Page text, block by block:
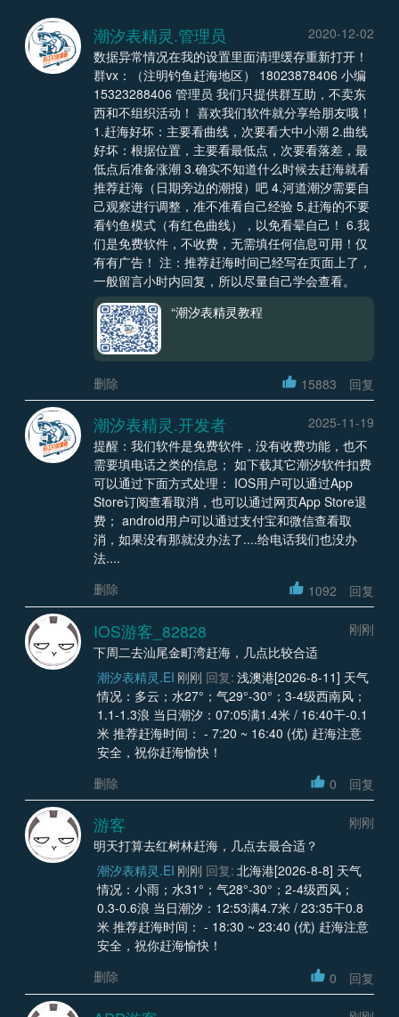
潮汐表精灵.管理员
2020-12-02
数据异常情况在我的设置里面清理缓存重新打开！
群vx：（注明钓鱼赶海地区） 18023878406 小编
15323288406 管理员 我们只提供群互助，不卖东
西和不组织活动！ 喜欢我们软件就分享给朋友哦！
1.赶海好坏：主要看曲线，次要看大中小潮 2.曲线
好坏：根据位置，主要看最低点，次要看落差，最
低点后准备涨潮 3.确实不知道什么时候去赶海就看
推荐赶海（日期旁边的潮报）吧 4.河道潮汐需要自
己观察进行调整，准不准看自己经验 5.赶海的不要
看钓鱼模式（有红色曲线），以免看晕自己！ 6.我
们是免费软件，不收费，无需填任何信息可用！仅
有有广告！ 注：推荐赶海时间已经写在页面上了，
一般留言小时内回复，所以尽量自己学会查看。
“潮汐表精灵教程
删除 15883 回复
潮汐表精灵.开发者
2025-11-19
提醒：我们软件是免费软件，没有收费功能，也不
需要填电话之类的信息； 如下载其它潮汐软件扣费
可以通过下面方式处理： IOS用户可以通过App
Store订阅查看取消，也可以通过网页App Store退
费； android用户可以通过支付宝和微信查看取
消，如果没有那就没办法了....给电话我们也没办
法....
删除
1092 回复
IOS游客_82828
刚刚
下周二去汕尾金町湾赶海，几点比较合适
潮汐表精灵.EI 刚刚 回复: 浅澳港[2026-8-11] 天气
情况：多云；水27°；气29°-30°；3-4级西南风；
1.1-1.3浪 当日潮汐：07:05满1.4米 / 16:40干-0.1
米 推荐赶海时间： - 7:20 ~ 16:40 (优) 赶海注意
安全，祝你赶海愉快！
删除
0 回复
游客
刚刚
明天打算去红树林赶海，几点去最合适？
潮汐表精灵.EI 刚刚 回复: 北海港[2026-8-8] 天气
情况：小雨；水31°；气28°-30°；2-4级西风；
0.3-0.6浪 当日潮汐：12:53满4.7米 / 23:35干0.8
米 推荐赶海时间： - 18:30 ~ 23:40 (优) 赶海注意
安全，祝你赶海愉快！
删除
0 回复